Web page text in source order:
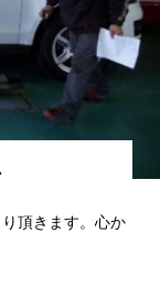
頂きます。心か